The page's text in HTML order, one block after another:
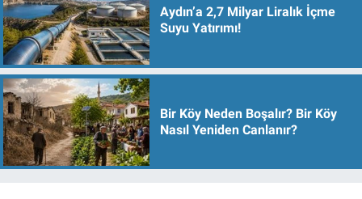
Aydın’a 2,7 Milyar Liralık İçme
Suyu Yatırımı!
Bir Köy Neden Boşalır? Bir Köy
Nasıl Yeniden Canlanır?